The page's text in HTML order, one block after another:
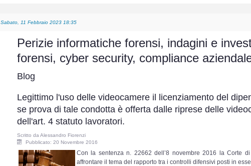
Sabato, 11 Febbraio 2023 18:35
Perizie informatiche forensi, indagini e
forensi, cyber security, compliance
Blog
Legittimo l'uso delle videocamere il licenziamento del
se prova di tale condotta è offerta dalle riprese delle
dell'art. 4 statuto lavoratori.
Scritto da Alessandro Fiorenzi
Pubblicato: 20 Novembre 2016
Con la sentenza n. 22662 dell’8 novembre 2016 la Corte
affrontare il tema del rapporto tra i controlli difensivi posti in